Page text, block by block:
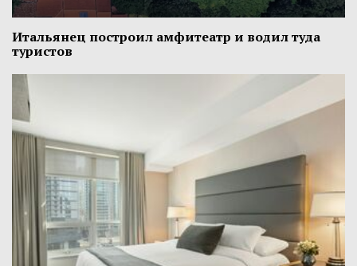
Итальянец построил амфитеатр и водил туда
туристов